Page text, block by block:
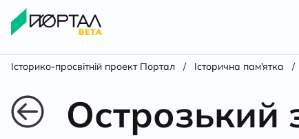
Історико-просвітній проект Портал / Історична пам'ятка /
Острозький